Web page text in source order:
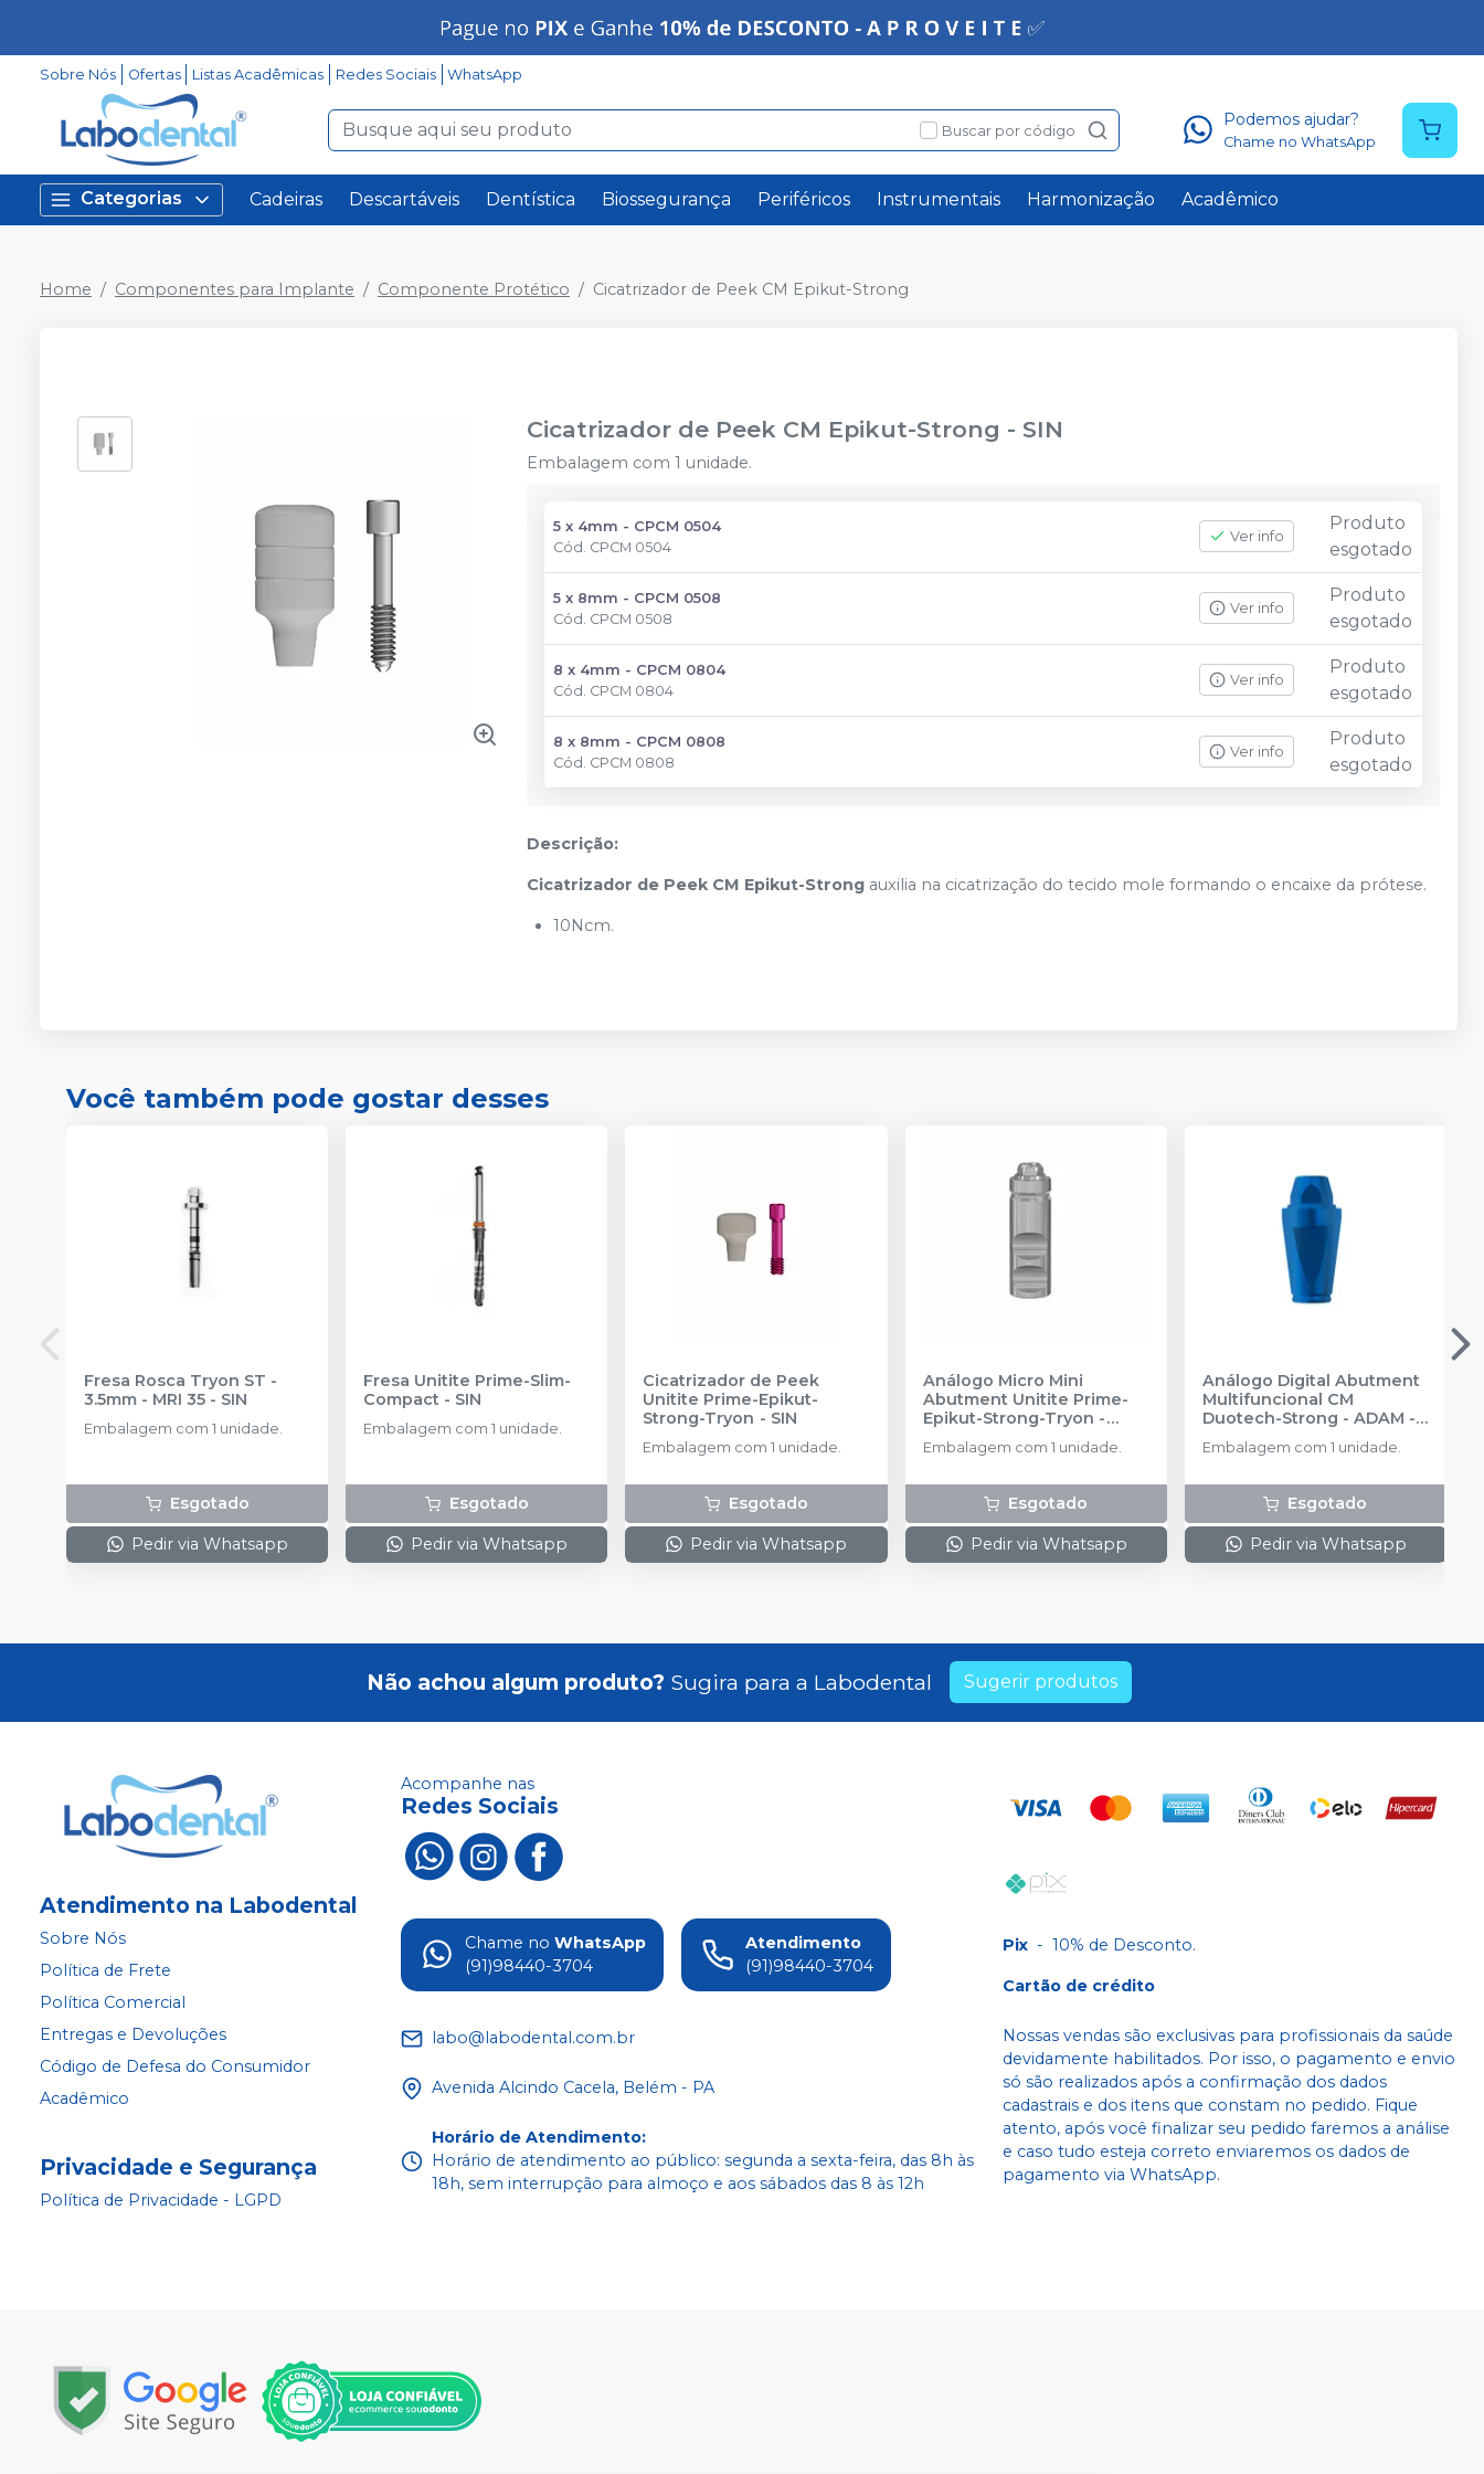
Sobre Nós Ofertas Listas Acadêmicas Redes Sociais WhatsApp
Buscar por código
Podemos ajudar?
Chame no WhatsApp
Categorias Cadeiras Descartáveis Dentística Biossegurança Periféricos Instrumentais Harmonização Acadêmico
Home Componentes para Implante Componente Protético Cicatrizador de Peek CM Epikut-Strong
Cicatrizador de Peek CM Epikut-Strong - SIN
Embalagem com 1 unidade.
5 x 4mm - CPCM 0504
Cód. CPCM 0504
Ver info
Produto
esgotado
5 x 8mm - CPCM 0508
Cód. CPCM 0508
Ver info
Produto
esgotado
8 x 4mm - CPCM 0804
Cód. CPCM 0804
Ver info
Produto
esgotado
8 x 8mm - CPCM 0808
Cód. CPCM 0808
Ver info
Produto
esgotado
Descrição:
Cicatrizador de Peek CM Epikut-Strong auxilia na cicatrização do tecido mole formando o encaixe da prótese.
10Ncm.
Você também pode gostar desses
Fresa Rosca Tryon ST -
3.5mm - MRI 35 - SIN
Embalagem com 1 unidade.
Esgotado
Pedir via Whatsapp
Fresa Unitite Prime-Slim-
Compact - SIN
Embalagem com 1 unidade.
Esgotado
Pedir via Whatsapp
Cicatrizador de Peek
Unitite Prime-Epikut-
Strong-Tryon - SIN
Embalagem com 1 unidade.
Esgotado
Pedir via Whatsapp
Análogo Micro Mini
Abutment Unitite Prime-
Epikut-Strong-Tryon -
Embalagem com 1 unidade.
Esgotado
Pedir via Whatsapp
Análogo Digital Abutment
Multifuncional CM
Duotech-Strong - ADAM -
Embalagem com 1 unidade.
Esgotado
Pedir via Whatsapp
Não achou algum produto? Sugira para a Labodental Sugerir produtos
Atendimento na Labodental
Sobre Nós
Política de Frete
Política Comercial
Entregas e Devoluções
Código de Defesa do Consumidor
Acadêmico
Privacidade e Segurança
Política de Privacidade - LGPD
Acompanhe nas
Redes Sociais
Chame no WhatsApp
(91)98440-3704
Atendimento
(91)98440-3704
labo@labodental.com.br
Avenida Alcindo Cacela, Belém - PA
Horário de Atendimento:
Horário de atendimento ao público: segunda a sexta-feira, das 8h às
18h, sem interrupção para almoço e aos sábados das 8 às 12h
Pix - 10% de Desconto.
Cartão de crédito
Nossas vendas são exclusivas para profissionais da saúde
devidamente habilitados. Por isso, o pagamento e envio
só são realizados após a confirmação dos dados
cadastrais e dos itens que constam no pedido. Fique
atento, após você finalizar seu pedido faremos a análise
e caso tudo esteja correto enviaremos os dados de
pagamento via WhatsApp.